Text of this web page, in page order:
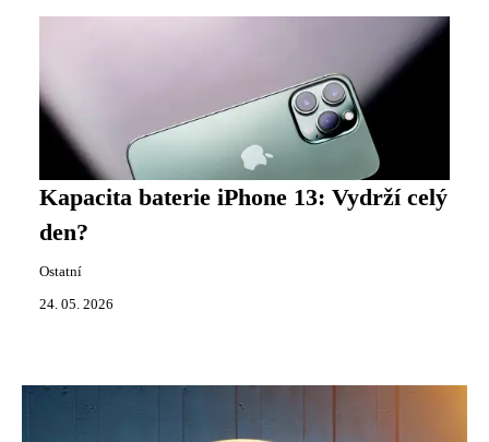
Kapacita baterie iPhone 13: Vydrží celý
den?
Ostatní
24. 05. 2026